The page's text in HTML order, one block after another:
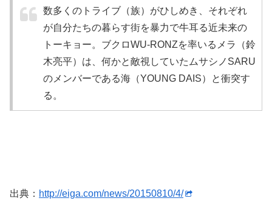
数多くのトライブ（族）がひしめき、それぞれ
が自分たちの暮らす街を暴力で牛耳る近未来の
トーキョー。ブクロWU-RONZを率いるメラ（鈴
木亮平）は、何かと敵視していたムサシノSARU
のメンバーである海（YOUNG DAIS）と衝突す
る。
出典： http://eiga.com/news/20150810/4/